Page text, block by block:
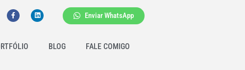
Enviar WhatsApp
BLOG FALE COMIGO